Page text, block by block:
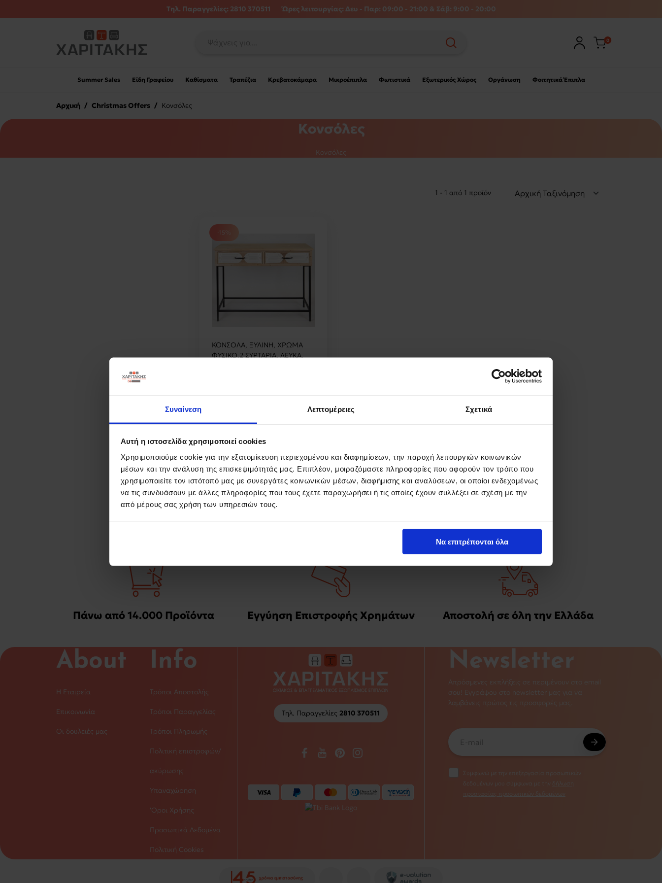
Συναίνεση Λεπτομέρειες Σχετικά
Αυτή η ιστοσελίδα χρησιμοποιεί cookies
Χρησιμοποιούμε cookie για την εξατομίκευση περιεχομένου και διαφημίσεων, την παροχή λειτουργιών κοινωνικών
μέσων και την ανάλυση της επισκεψιμότητάς μας. Επιπλέον, μοιραζόμαστε πληροφορίες που αφορούν τον τρόπο που
χρησιμοποιείτε τον ιστότοπό μας με συνεργάτες κοινωνικών μέσων, διαφήμισης και αναλύσεων, οι οποίοι ενδεχομένως
να τις συνδυάσουν με άλλες πληροφορίες που τους έχετε παραχωρήσει ή τις οποίες έχουν συλλέξει σε σχέση με την
από μέρους σας χρήση των υπηρεσιών τους.
Να επιτρέπονται όλα
Τηλ. Παραγγελίες: 2810 370511 Ώρες λειτουργίας: Δευ - Παρ: 09:00 - 21:00 & Σάβ: 9:00 - 20:00
0
Summer Sales Είδη Γραφείου Καθίσματα Τραπέζια Κρεβατοκάμαρα Μικροέπιπλα Φωτιστικά Εξωτερικός Χώρος Οργάνωση Φοιτητικά Έπιπλα
Αρχική / Christmas Offers / Κονσόλες
Κονσόλες
Κονσόλες
1 - 1 από 1 προϊόν
-15%
ΚΟΝΣΟΛΑ, ΞΥΛΙΝΗ, ΧΡΩΜΑ
ΦΥΣΙΚΟ,2 ΣΥΡΤΑΡΙΑ, ΛΕΥΚΑ,
1 - 1 από 1 προϊόν
Πάνω από 14.000 Προϊόντα Εγγύηση Επιστροφής Χρημάτων Αποστολή σε όλη την Ελλάδα
About
Η Εταιρεία
Επικοινωνία
Οι δουλειές μας
Info
Τρόποι Αποστολής
Τρόποι Παραγγελίας
Τρόποι Πληρωμής
Πολιτική επιστροφών/
ακύρωσης
Υπαναχώρηση
'Οροι Χρήσης
Προσωπικά Δεδομένα
Πολιτική Cookies
Τηλ. Παραγγελίες 2810 370511
Newsletter
Απρόσμενες εκπλήξεις σε περιμένουν στο email
σου! Εγγράψου στο newsletter μας για να
λαμβάνεις πρώτος τις προσφορές μας.
Συμφωνώ με την επεξεργασία προσωπικών
δεδομένων μου σύμφωνα με την
δήλωση
προστασίας προσωπικών δεδομένων